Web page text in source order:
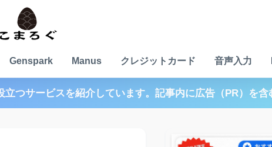
Genspark Manus クレジットカード 音声入力
つサービスを紹介しています。記事内に広告（PR）を含